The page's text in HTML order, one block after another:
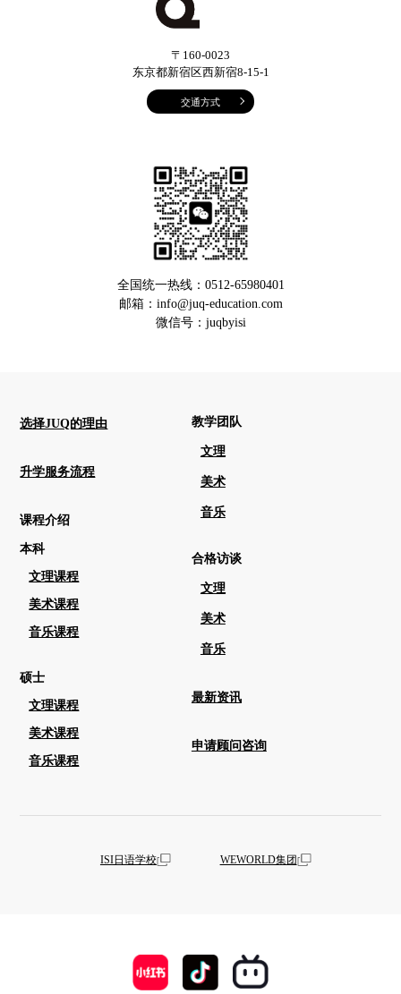
〒160-0023
东京都新宿区西新宿8-15-1
交通方式
全国统一热线：0512-65980401
邮箱：info@juq-education.com
微信号：juqbyisi
选择JUQ的理由
升学服务流程
课程介绍
本科
文理课程
美术课程
音乐课程
硕士
文理课程
美术课程
音乐课程
教学团队
文理
美术
音乐
合格访谈
文理
美术
音乐
最新资讯
申请顾问咨询
ISI日语学校 WEWORLD集团